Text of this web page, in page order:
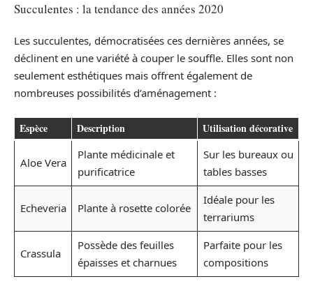
Succulentes : la tendance des années 2020
Les succulentes, démocratisées ces dernières années, se
déclinent en une variété à couper le souffle. Elles sont non
seulement esthétiques mais offrent également de
nombreuses possibilités d’aménagement :
Espèce Description Utilisation décorative
Aloe Vera
Plante médicinale et
purificatrice
Sur les bureaux ou
tables basses
Echeveria Plante à rosette colorée
Idéale pour les
terrariums
Crassula
Possède des feuilles
épaisses et charnues
Parfaite pour les
compositions